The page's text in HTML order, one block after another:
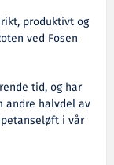
produktivt og
ved Fosen
tid, og har
andre halvdel av
i vår